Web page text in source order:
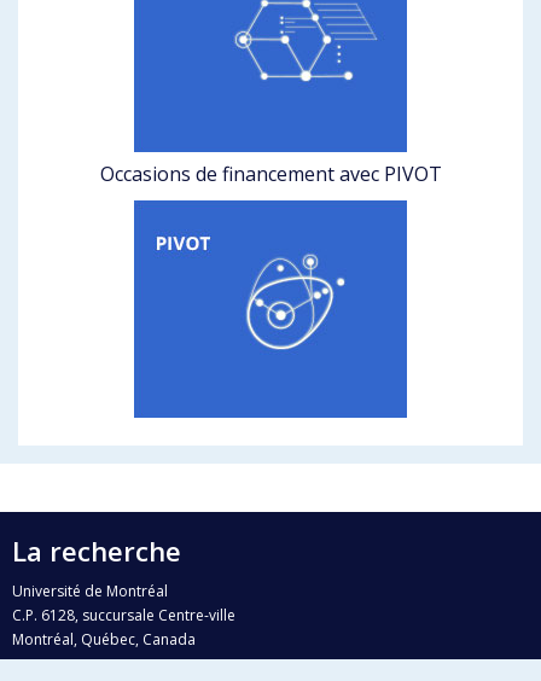
Occasions de financement avec PIVOT
La recherche
Université de Montréal
C.P. 6128, succursale Centre-ville
Montréal, Québec, Canada
H3C 3J7